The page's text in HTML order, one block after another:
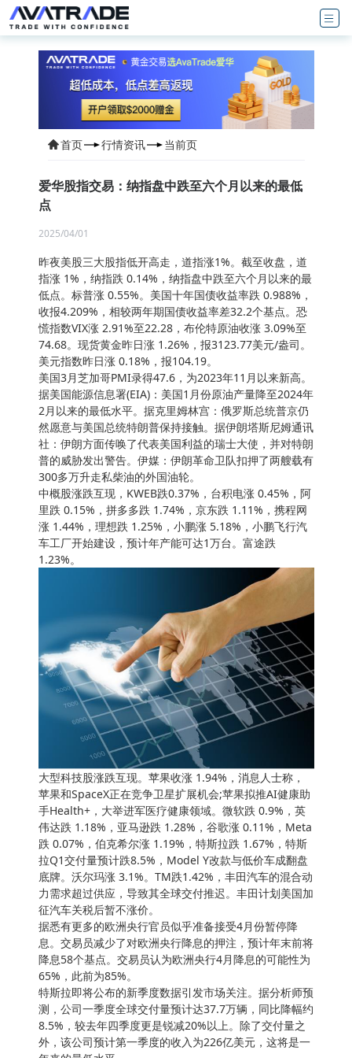
首页 行情资讯 当前页
爱华股指交易：纳指盘中跌至六个月以来的最低
点
2025/04/01
昨夜美股三大股指低开高走，道指涨1%。截至收盘，道
指涨 1%，纳指跌 0.14%，纳指盘中跌至六个月以来的最
低点。标普涨 0.55%。美国十年国债收益率跌 0.988%，
收报4.209%，相较两年期国债收益率差32.2个基点。恐
慌指数VIX涨 2.91%至22.28，布伦特原油收涨 3.09%至
74.68。现货黄金昨日涨 1.26%，报3123.77美元/盎司。
美元指数昨日涨 0.18%，报104.19。
美国3月芝加哥PMI录得47.6，为2023年11月以来新高。
据美国能源信息署(EIA)：美国1月份原油产量降至2024年
2月以来的最低水平。据克里姆林宫：俄罗斯总统普京仍
然愿意与美国总统特朗普保持接触。据伊朗塔斯尼姆通讯
社：伊朗方面传唤了代表美国利益的瑞士大使，并对特朗
普的威胁发出警告。伊媒：伊朗革命卫队扣押了两艘载有
300多万升走私柴油的外国油轮。
中概股涨跌互现，KWEB跌0.37%，台积电涨 0.45%，阿
里跌 0.15%，拼多多跌 1.74%，京东跌 1.11%，携程网
涨 1.44%，理想跌 1.25%，小鹏涨 5.18%，小鹏飞行汽
车工厂开始建设，预计年产能可达1万台。富途跌
1.23%。
大型科技股涨跌互现。苹果收涨 1.94%，消息人士称，
苹果和SpaceX正在竞争卫星扩展机会;苹果拟推AI健康助
手Health+，大举进军医疗健康领域。微软跌 0.9%，英
伟达跌 1.18%，亚马逊跌 1.28%，谷歌涨 0.11%，Meta
跌 0.07%，伯克希尔涨 1.19%，特斯拉跌 1.67%，特斯
拉Q1交付量预计跌8.5%，Model Y改款与低价车成翻盘
底牌。沃尔玛涨 3.1%。TM跌1.42%，丰田汽车的混合动
力需求超过供应，导致其全球交付推迟。丰田计划美国加
征汽车关税后暂不涨价。
据悉有更多的欧洲央行官员似乎准备接受4月份暂停降
息。交易员减少了对欧洲央行降息的押注，预计年末前将
降息58个基点。交易员认为欧洲央行4月降息的可能性为
65%，此前为85%。
特斯拉即将公布的新季度数据引发市场关注。据分析师预
测，公司一季度全球交付量预计达37.7万辆，同比降幅约
8.5%，较去年四季度更是锐减20%以上。除了交付量之
外，该公司预计第一季度的收入为226亿美元，这将是一